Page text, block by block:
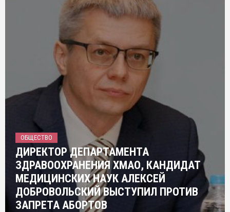
ОБЩЕСТВО
ДИРЕКТОР ДЕПАРТАМЕНТА
ЗДРАВООХРАНЕНИЯ ХМАО, КАНДИДАТ
МЕДИЦИНСКИХ НАУК АЛЕКСЕЙ
ДОБРОВОЛЬСКИЙ ВЫСТУПИЛ ПРОТИВ
ЗАПРЕТА АБОРТОВ